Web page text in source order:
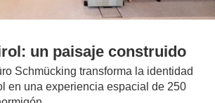
un paisaje construido
Schmücking transforma la identidad
en una experiencia espacial de 250